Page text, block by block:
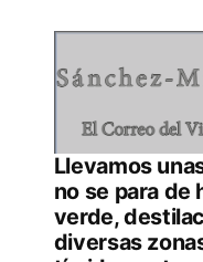
Llevamos
no se para de
verde,
diversas